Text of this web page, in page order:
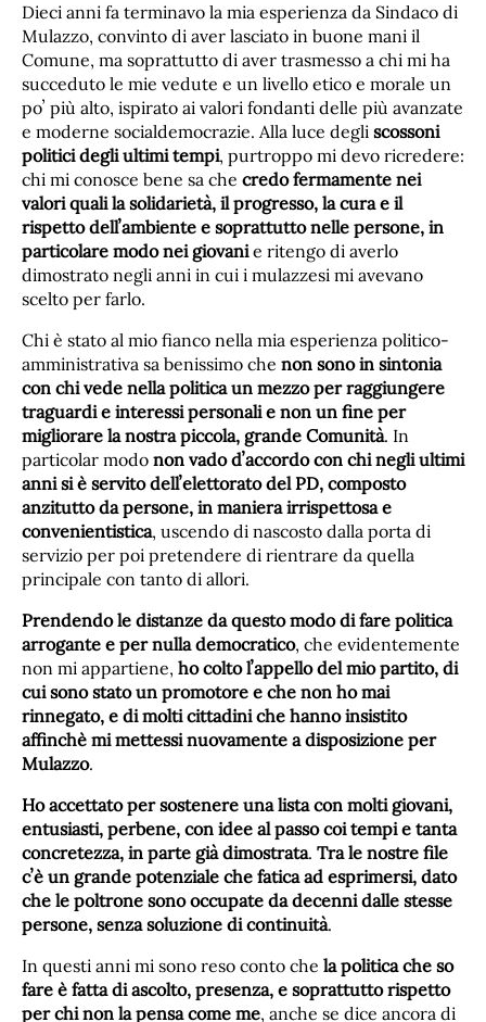
Dieci anni fa terminavo la mia esperienza da Sindaco di
Mulazzo, convinto di aver lasciato in buone mani il
Comune, ma soprattutto di aver trasmesso a chi mi ha
succeduto le mie vedute e un livello etico e morale un
poʼ più alto, ispirato ai valori fondanti delle più avanzate
e moderne socialdemocrazie. Alla luce degli scossoni
politici degli ultimi tempi, purtroppo mi devo ricredere:
chi mi conosce bene sa che credo fermamente nei
valori quali la solidarietà, il progresso, la cura e il
rispetto dellʼambiente e soprattutto nelle persone, in
particolare modo nei giovanie ritengo di averlo
dimostrato negli anni in cui i mulazzesi mi avevano
scelto per farlo.
Chi è stato al mio fianco nella mia esperienza politico-
amministrativa sa benissimo che non sono in sintonia
con chi vede nella politica un mezzo per raggiungere
traguardi e interessi personali e non un fine per
migliorare la nostra piccola, grande Comunità. In
particolar modo non vado dʼaccordo con chi negli ultimi
anni si è servito dellʼelettorato del PD, composto
anzitutto da persone, in maniera irrispettosa e
convenientistica, uscendo di nascosto dalla porta di
servizio per poi pretendere di rientrare da quella
principale con tanto di allori.
Prendendo le distanze da questo modo di fare politica
arrogante e per nulla democratico, che evidentemente
non mi appartiene, ho colto lʼappello del mio partito, di
cui sono stato un promotore e che non ho mai
rinnegato, e di molti cittadini che hanno insistito
affinchè mi mettessi nuovamente a disposizione per
Mulazzo.
Ho accettato per sostenere una lista con molti giovani,
entusiasti, perbene, con idee al passo coi tempi e tanta
concretezza, in parte già dimostrata. Tra le nostre file
cʼè un grande potenziale che fatica ad esprimersi, dato
che le poltrone sono occupate da decenni dalle stesse
persone, senza soluzione di continuità.
In questi anni mi sono reso conto che la politica che so
fare è fatta di ascolto, presenza, e soprattutto rispetto
per chi non la pensa come me, anche se dice ancora di